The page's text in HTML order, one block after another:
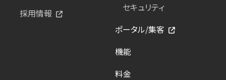
採用情報
セキュリティ
ポータル/集客
機能
料金